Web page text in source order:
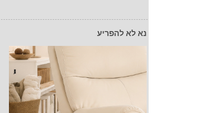
נא לא להפריע